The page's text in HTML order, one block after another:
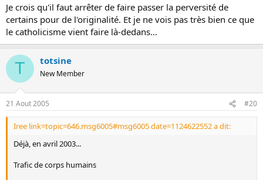
Je crois qu'il faut arrêter de faire passer la perversité de
certains pour de l'originalité. Et je ne vois pas très bien ce que
le catholicisme vient faire là-dedans...
T totsine
New Member
21 Aout 2005 #20
Iree link=topic=646.msg6005#msg6005 date=1124622552 a dit:
Déjà, en avril 2003...
Trafic de corps humains